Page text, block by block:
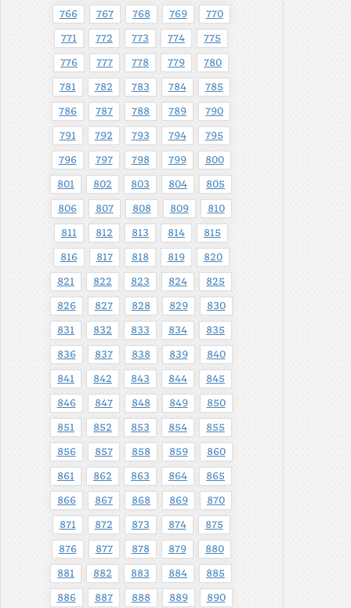
766 767 768 769 770
771 772 773 774 775
776 777 778 779 780
781 782 783 784 785
786 787 788 789 790
791 792 793 794 795
796 797 798 799 800
801 802 803 804 805
806 807 808 809 810
811 812 813 814 815
816 817 818 819 820
821 822 823 824 825
826 827 828 829 830
831 832 833 834 835
836 837 838 839 840
841 842 843 844 845
846 847 848 849 850
851 852 853 854 855
856 857 858 859 860
861 862 863 864 865
866 867 868 869 870
871 872 873 874 875
876 877 878 879 880
881 882 883 884 885
886 887 888 889 890